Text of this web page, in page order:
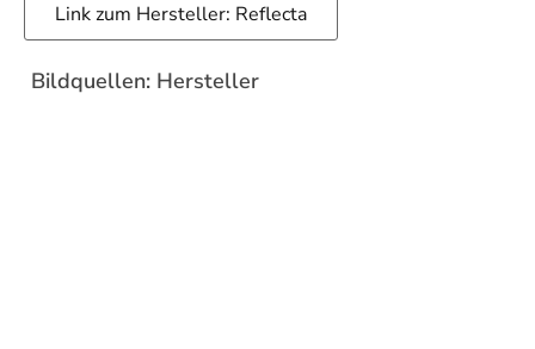
Link zum Hersteller: Reflecta
Bildquellen: Hersteller